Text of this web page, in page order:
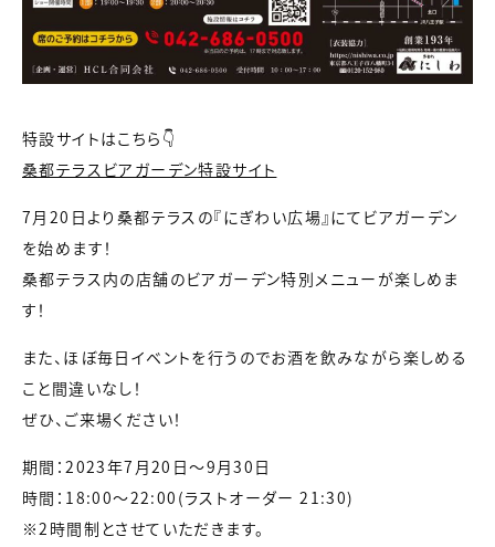
特設サイトはこちら👇
桑都テラスビアガーデン特設サイト
7月20日より桑都テラスの『にぎわい広場』にてビアガーデン
を始めます！
桑都テラス内の店舗のビアガーデン特別メニューが楽しめま
す！
また、ほぼ毎日イベントを行うのでお酒を飲みながら楽しめる
こと間違いなし！
ぜひ、ご来場ください！
期間：2023年7月20日〜9月30日
時間：18:00〜22:00(ラストオーダー 21:30)
※2時間制とさせていただきます。